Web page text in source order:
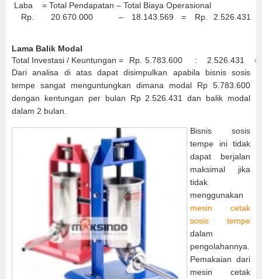
Laba = Total Pendapatan – Total Biaya Operasional
Rp.
20.670.000 – 18.143.569 = Rp. 2.526.431
Lama Balik Modal
Total Investasi / Keuntungan =
Rp. 5.783.600 : 2.526.431
=
Dari analisa di atas dapat disimpulkan apabila bisnis sosis
tempe sangat menguntungkan dimana modal Rp 5.783.600
dengan kentungan per bulan Rp 2.526.431 dan balik modal
dalam 2 bulan.
Bisnis sosis
tempe ini tidak
dapat berjalan
maksimal jika
tidak
menggunakan
mesin cetak
sosis tempe
dalam
pengolahannya.
Pemakaian dari
mesin cetak